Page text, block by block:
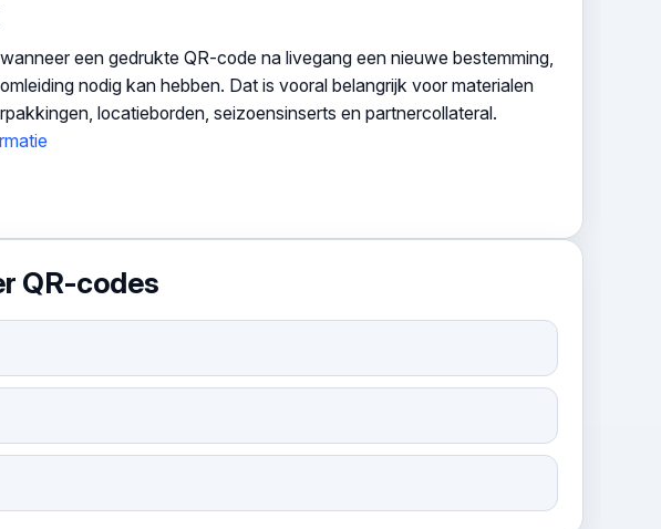
een gedrukte QR-code na livegang een nieuwe bestemming,
nodig kan hebben. Dat is vooral belangrijk voor materialen
locatieborden, seizoensinserts en partnercollateral.
QR-codes